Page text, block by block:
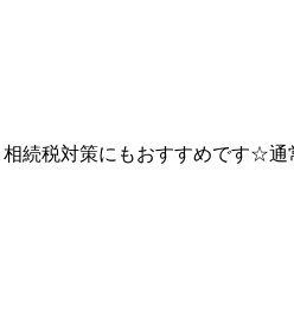
続税対策にもおすすめです☆